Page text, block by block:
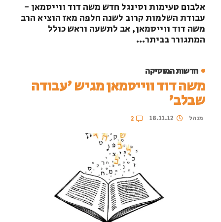
אלבום טעימות וסינגל חדש משה דוד ווייסמאן -
עבודת השלמות קרוב לשנה חלפה מאז הוציא הרב
משה דוד ווייסמאן, אב לתשעה וראש כולל
המתגורר בביתר...
חדשות המוסיקה
משה דוד ווייסמאן מגיש 'עבודה
שבלב'
מנהל 18.11.12
2